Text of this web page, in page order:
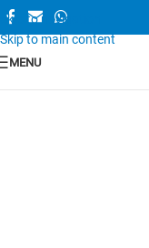
Skip to navigation
Skip to main content
MENU